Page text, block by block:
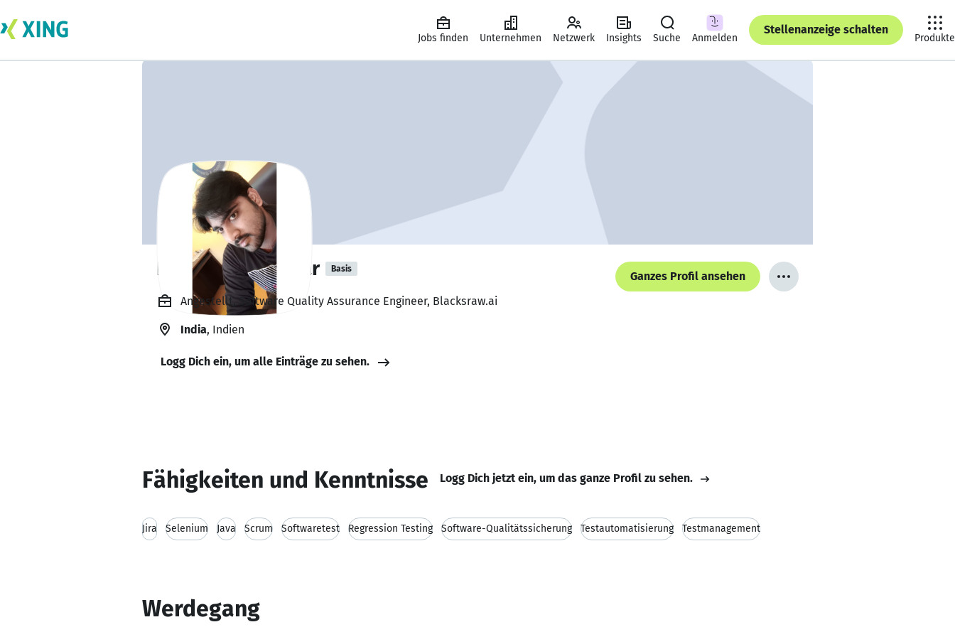
Jobs finden Unternehmen Netzwerk Insights Suche Anmelden
Stellenanzeige schalten
Produkte
Rudra premkumar Basis
Ganzes Profil ansehen
Angestellt, Software Quality Assurance Engineer, Blacksraw.ai
India, Indien
Logg Dich ein, um alle Einträge zu sehen.
Fähigkeiten und Kenntnisse Logg Dich jetzt ein, um das ganze Profil zu sehen.
Jira Selenium Java Scrum Softwaretest Regression Testing Software-Qualitätssicherung Testautomatisierung Testmanagement
Werdegang